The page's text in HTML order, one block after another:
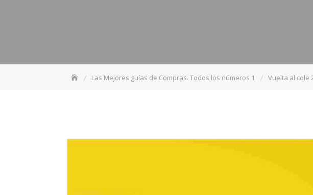
Las Mejores guías de Compras. Todos los números 1 Vuelta al cole